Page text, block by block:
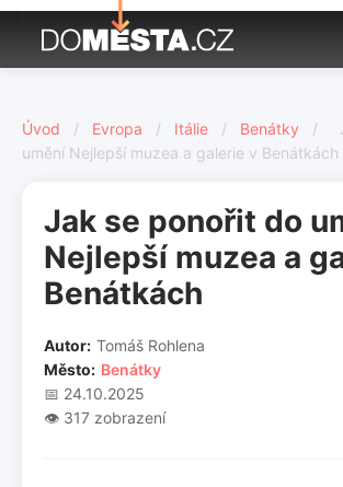
Úvod / Evropa / Itálie / Benátky /
umění Nejlepší muzea a galerie v Benátkách
Jak se ponořit do
Nejlepší muzea a
Benátkách
Autor: Tomáš Rohlena
Město: Benátky
📅 24.10.2025
👁️ 317 zobrazení